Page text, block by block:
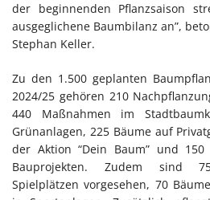
der beginnenden Pflanzsaison
ausgeglichene Baumbilanz an”,
Stephan Keller.
Zu den 1.500 geplanten
2024/25 gehören 210
440 Maßnahmen im
Grünanlagen, 225 Bäume auf
der Aktion “Dein Baum” und
Bauprojekten. Zudem sind
Spielplätzen vorgesehen, 70